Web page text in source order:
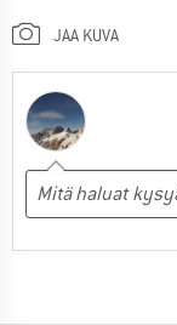
JAA KUVA